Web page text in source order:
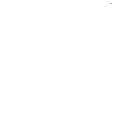
tanssimiseen sopivat